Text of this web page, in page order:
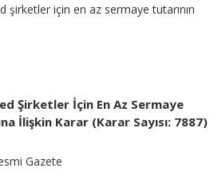
şirketler için en az sermaye tutarının
Şirketler İçin En Az Sermaye
İlişkin Karar (Karar Sayısı: 7887)
Gazete